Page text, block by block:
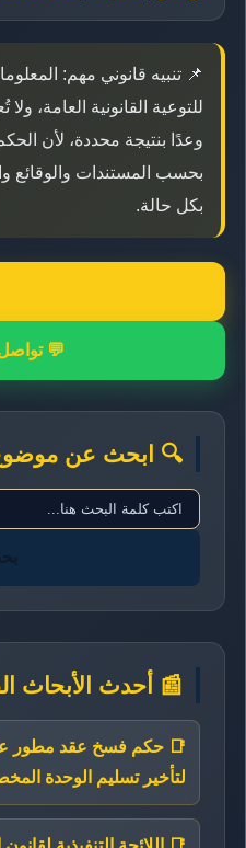
📌 تنبيه قانوني مهم:
للتوعية القانونية العامة،
وعدًا بنتيجة محددة، لأن
بحسب المستندات والوقائع
بكل حالة.
💬
🔍 ابحث عن
📰 أحدث الأبحاث
📑 حكم فسخ عقد مطور
لتأخير تسليم الوحدة